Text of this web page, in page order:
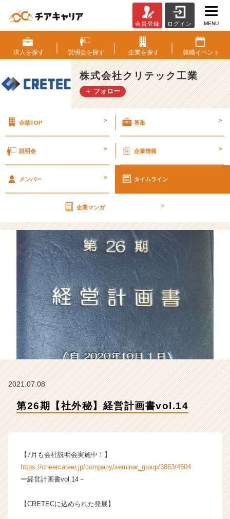
2
6
期
【社
外
秘】
画
o
【株
式
会
社
ク
リ
テ
ッ
ク
工
業
の
タ
イ
ム
|
ベ
ー・
成
業
会員登録 ログイン MENU
求人を探す 説明会を探す 企業を探す 就職イベント
株式会社クリテック工業
＋ フォロー
企業TOP > 募集 >
説明会 > 企業情報 >
メンバー > タイムライン
企業マンガ >
2021.07.08
第26期【社外秘】経営計画書vol.14
【7月も会社説明会実施中！】
https://cheercareer.jp/company/seminar_group/3863/4504
ー経営計画書vol.14－
【CRETECに込められた発展】